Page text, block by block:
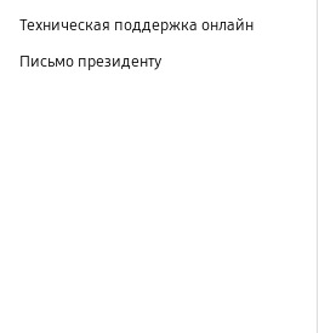
Техническая поддержка онлайн
Письмо президенту